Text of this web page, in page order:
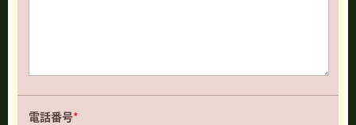
電話番号*